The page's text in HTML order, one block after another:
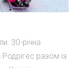
30-річна
разом із